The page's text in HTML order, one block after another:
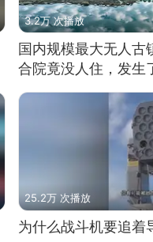
3.2万 次播放
国内规模最大无人古
合院竟没人住，发生
25.2万 次播放
为什么战斗机要追着